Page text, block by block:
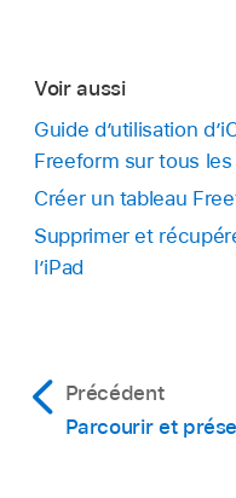
Voir aussi
Guide d’utilisation
Freeform sur tous les
Créer un tableau
Supprimer et
l’iPad
Précédent
Parcourir et